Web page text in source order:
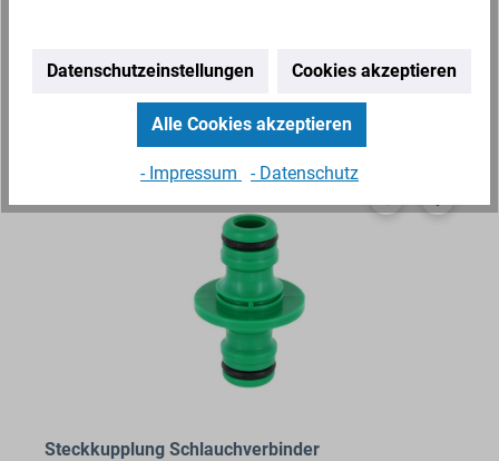
Zum Artikel
Steckkupplung Schlauchverbinder
Datenschutzeinstellungen Cookies akzeptieren
Alle Cookies akzeptieren
- Impressum - Datenschutz